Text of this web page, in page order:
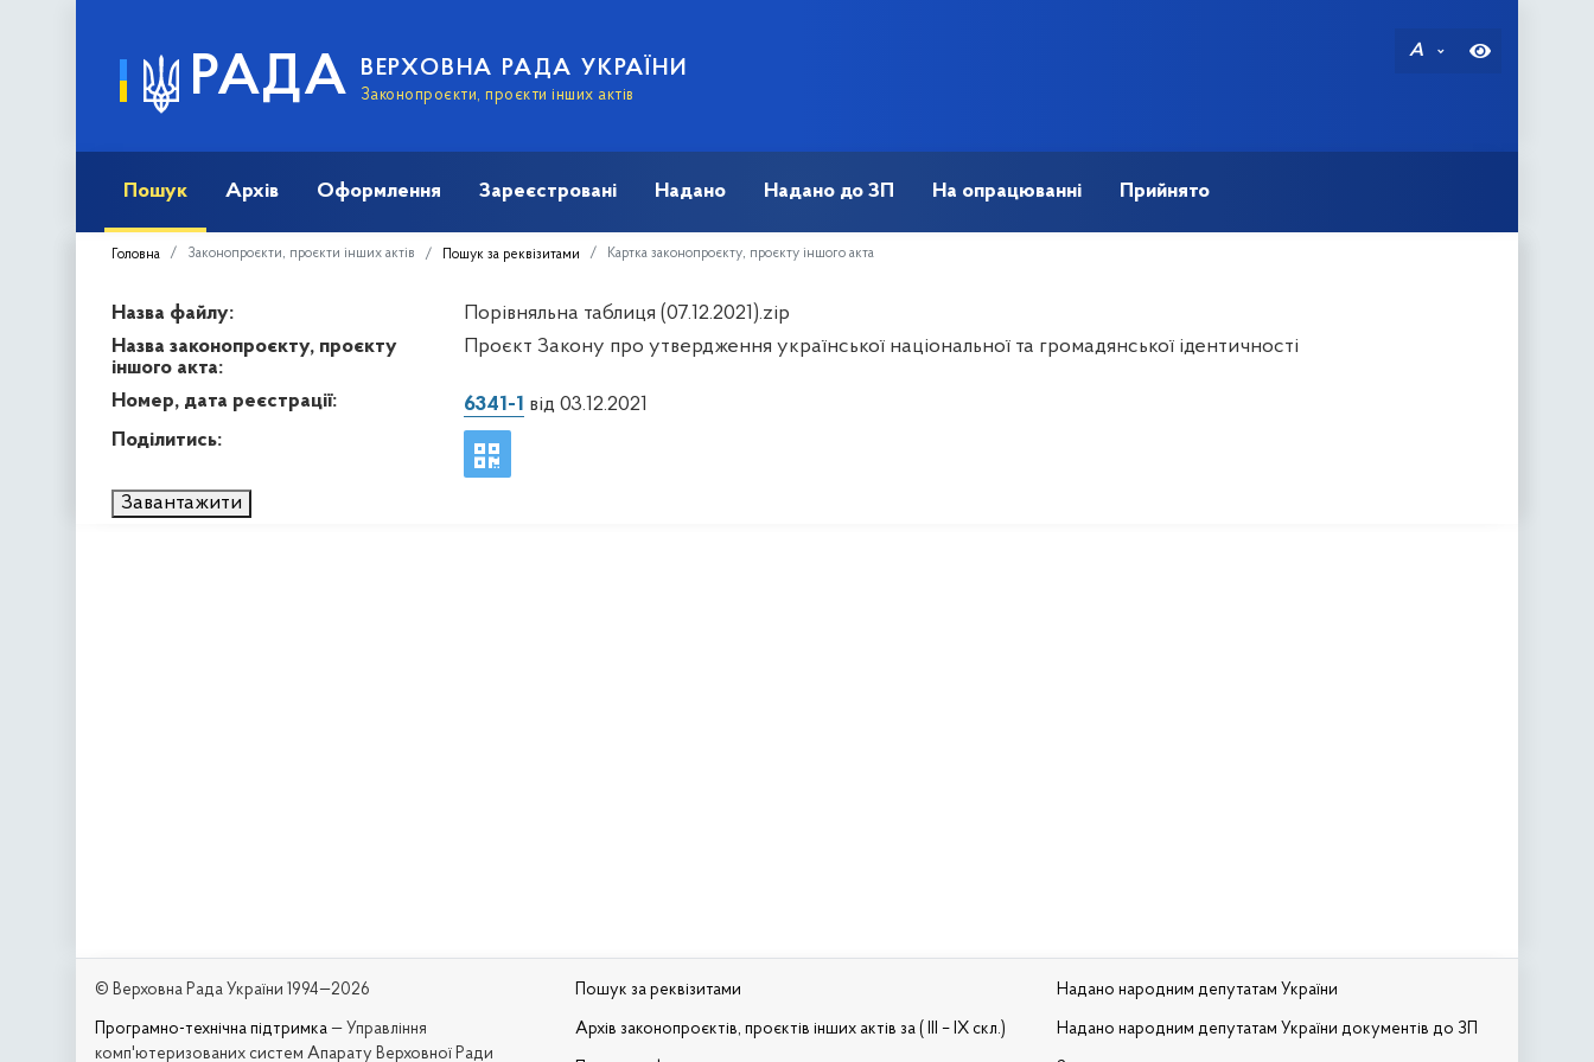
РАДА ВЕРХОВНА РАДА УКРАЇНИ
Законопроєкти, проєкти інших актів
A
Пошук Архів Оформлення Зареєстровані Надано Надано до ЗП На опрацюванні Прийнято
Головна Законопроєкти, проєкти інших актів Пошук за реквізитами Картка законопроєкту, проєкту іншого акта
Назва файлу:
Порівняльна таблиця (07.12.2021).zip
Назва законопроєкту, проєкту
іншого акта:
Проєкт Закону про утвердження української національної та громадянської ідентичності
Номер, дата реєстрації: 6341-1 від 03.12.2021
Поділитись:
Завантажити
© Верховна Рада України 1994—2026
Програмно-технічна підтримка — Управління
комп'ютеризованих систем Апарату Верховної Ради
Пошук за реквізитами
Архів законопроєктів, проєктів інших актів за ( III – IX скл.)
Надано народним депутатам України
Надано народним депутатам України документів до ЗП